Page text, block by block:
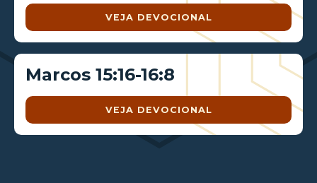
VEJA DEVOCIONAL
Marcos 15:16-16:8
VEJA DEVOCIONAL